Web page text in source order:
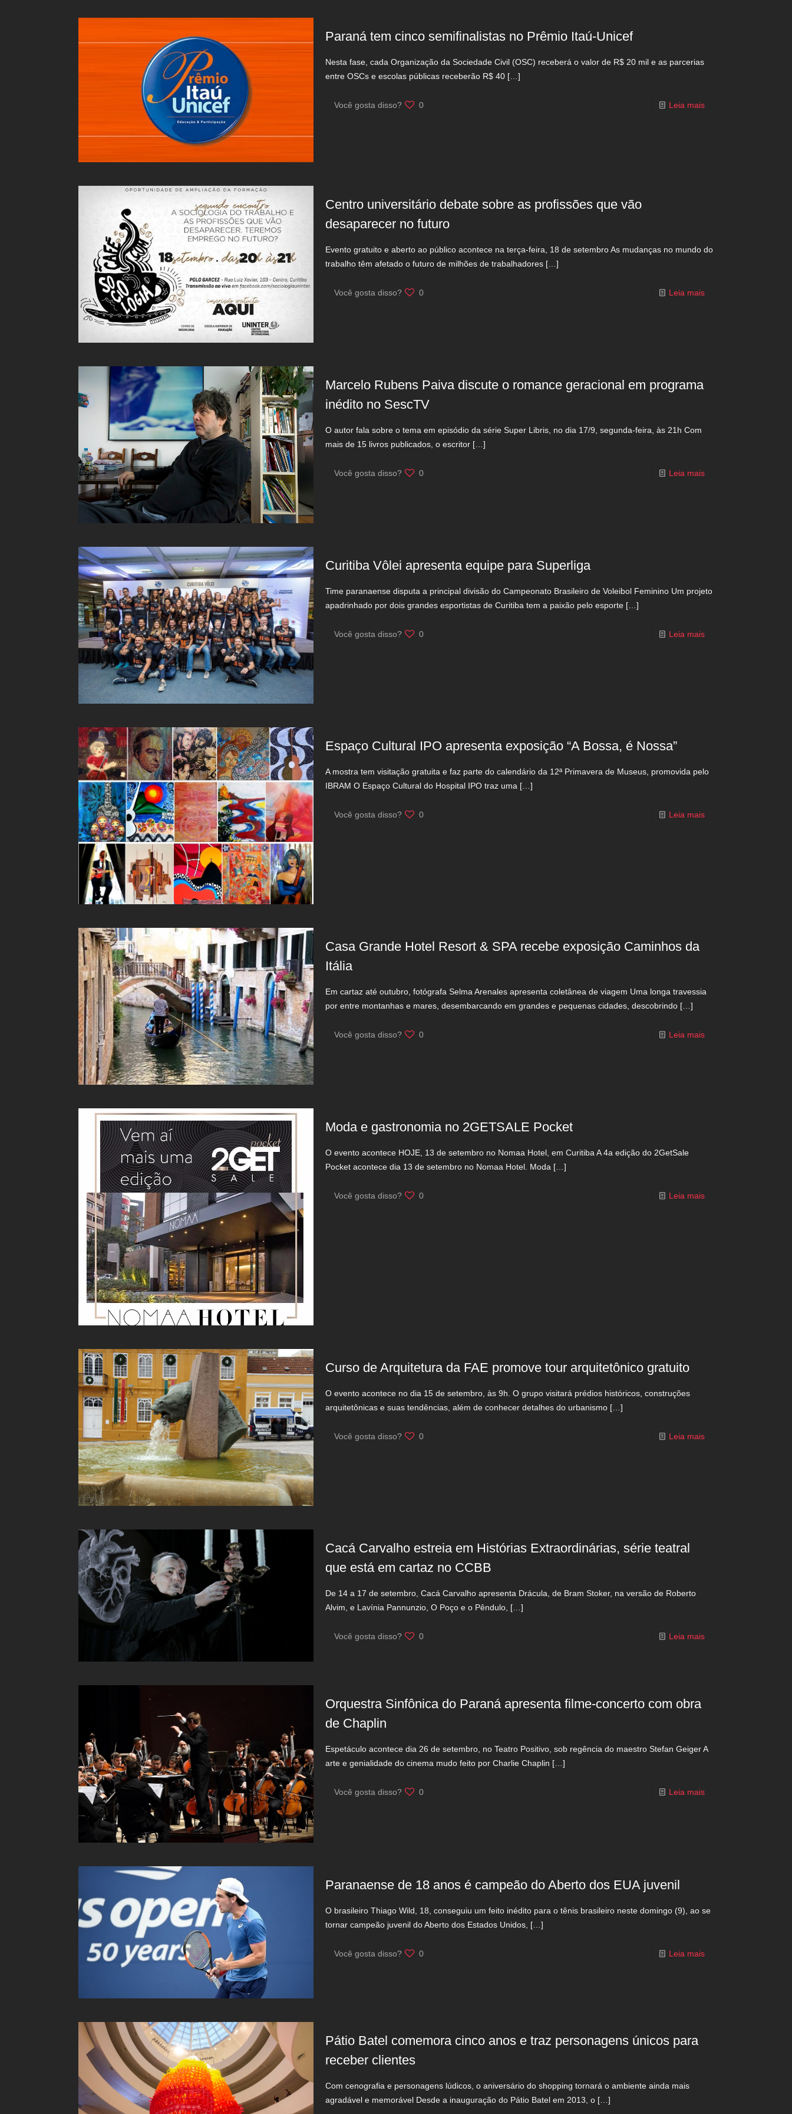
Paraná tem cinco semifinalistas no Prêmio Itaú-Unicef
Nesta fase, cada Organização da Sociedade Civil (OSC) receberá o valor de R$ 20 mil e as parcerias
entre OSCs e escolas públicas receberão R$ 40[…]
Você gosta disso? 0 Leia mais
Centro universitário debate sobre as profissões que vão
desaparecer no futuro
Evento gratuito e aberto ao público acontece na terça-feira, 18 de setembro As mudanças no mundo do
trabalho têm afetado o futuro de milhões de trabalhadores[…]
Você gosta disso? 0 Leia mais
Marcelo Rubens Paiva discute o romance geracional em programa
inédito no SescTV
O autor fala sobre o tema em episódio da série Super Libris, no dia 17/9, segunda-feira, às 21h Com
mais de 15 livros publicados, o escritor[…]
Você gosta disso? 0 Leia mais
Curitiba Vôlei apresenta equipe para Superliga
Time paranaense disputa a principal divisão do Campeonato Brasileiro de Voleibol Feminino Um projeto
apadrinhado por dois grandes esportistas de Curitiba tem a paixão pelo esporte[…]
Você gosta disso? 0 Leia mais
Espaço Cultural IPO apresenta exposição “A Bossa, é Nossa”
A mostra tem visitação gratuita e faz parte do calendário da 12ª Primavera de Museus, promovida pelo
IBRAM O Espaço Cultural do Hospital IPO traz uma[…]
Você gosta disso? 0 Leia mais
Casa Grande Hotel Resort & SPA recebe exposição Caminhos da
Itália
Em cartaz até outubro, fotógrafa Selma Arenales apresenta coletânea de viagem Uma longa travessia
por entre montanhas e mares, desembarcando em grandes e pequenas cidades, descobrindo[…]
Você gosta disso? 0 Leia mais
Moda e gastronomia no 2GETSALE Pocket
O evento acontece HOJE, 13 de setembro no Nomaa Hotel, em Curitiba A 4a edição do 2GetSale
Pocket acontece dia 13 de setembro no Nomaa Hotel. Moda […]
Você gosta disso? 0 Leia mais
Curso de Arquitetura da FAE promove tour arquitetônico gratuito
O evento acontece no dia 15 de setembro, às 9h. O grupo visitará prédios históricos, construções
arquitetônicas e suas tendências, além de conhecer detalhes do urbanismo[…]
Você gosta disso? 0 Leia mais
Cacá Carvalho estreia em Histórias Extraordinárias, série teatral
que está em cartaz no CCBB
De 14 a 17 de setembro, Cacá Carvalho apresenta Drácula, de Bram Stoker, na versão de Roberto
Alvim, e Lavínia Pannunzio, O Poço e o Pêndulo, […]
Você gosta disso? 0 Leia mais
Orquestra Sinfônica do Paraná apresenta filme-concerto com obra
de Chaplin
Espetáculo acontece dia 26 de setembro, no Teatro Positivo, sob regência do maestro Stefan Geiger A
arte e genialidade do cinema mudo feito por Charlie Chaplin […]
Você gosta disso? 0 Leia mais
Paranaense de 18 anos é campeão do Aberto dos EUA juvenil
O brasileiro Thiago Wild, 18, conseguiu um feito inédito para o tênis brasileiro neste domingo (9), ao se
tornar campeão juvenil do Aberto dos Estados Unidos, […]
Você gosta disso? 0 Leia mais
Pátio Batel comemora cinco anos e traz personagens únicos para
receber clientes
Com cenografia e personagens lúdicos, o aniversário do shopping tornará o ambiente ainda mais
agradável e memorável Desde a inauguração do Pátio Batel em 2013, o[…]